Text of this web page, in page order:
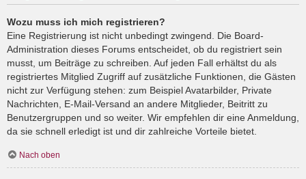
Wozu muss ich mich registrieren?
Eine Registrierung ist nicht unbedingt zwingend. Die Board-
Administration dieses Forums entscheidet, ob du registriert sein
musst, um Beiträge zu schreiben. Auf jeden Fall erhältst du als
registriertes Mitglied Zugriff auf zusätzliche Funktionen, die Gästen
nicht zur Verfügung stehen: zum Beispiel Avatarbilder, Private
Nachrichten, E-Mail-Versand an andere Mitglieder, Beitritt zu
Benutzergruppen und so weiter. Wir empfehlen dir eine Anmeldung,
da sie schnell erledigt ist und dir zahlreiche Vorteile bietet.
Nach oben